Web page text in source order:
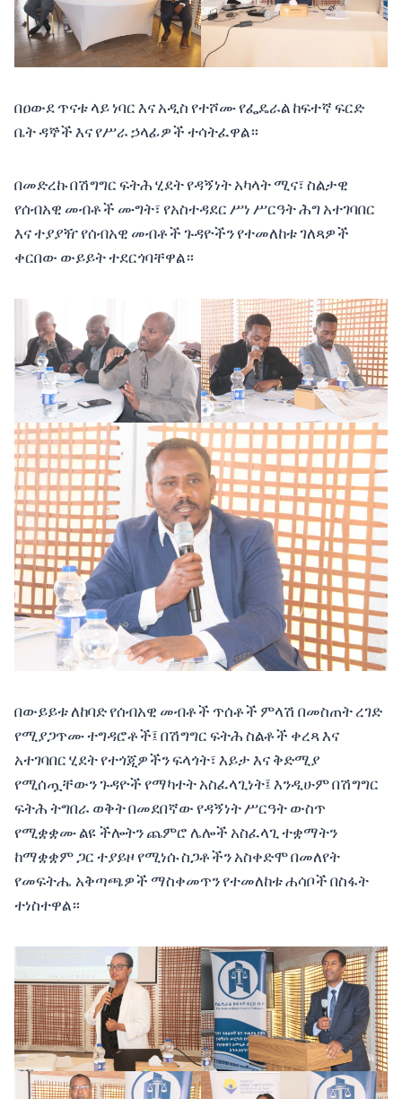
በዐውደ ጥናቱ ላይ ነባር እና አዲስ የተሾሙ የፌዴራል ከፍተኛ ፍርድ
ቤት ዳኞች እና የሥራ ኃላፊዎች ተሳትፈዋል።
በመድረኩ በሽግግር ፍትሕ ሂደት የዳኝነት አካላት ሚና፣ ስልታዊ
የሰብአዊ መብቶች ሙግት፣ የአስተዳደር ሥነ ሥርዓት ሕግ አተገባበር
እና ተያያዥ የሰብአዊ መብቶች ጉዳዮችን የተመለከቱ ገለጻዎች
ቀርበው ውይይት ተደርጎባቸዋል።
በውይይቱ ለከባድ የሰብአዊ መብቶች ጥሰቶች ምላሽ በመስጠት ረገድ
የሚያጋጥሙ ተግዳሮቶች፤ በሽግግር ፍትሕ ስልቶች ቀረጻ እና
አተገባበር ሂደት የተጎጂዎችን ፍላጎት፣ እይታ እና ቅድሚያ
የሚሰጧቸውን ጉዳዮች የማካተት አስፈላጊነት፤ እንዲሁም በሽግግር
ፍትሕ ትግበራ ወቅት በመደበኛው የዳኝነት ሥርዓት ውስጥ
የሚቋቋሙ ልዩ ችሎትን ጨምሮ ሌሎች አስፈላጊ ተቋማትን
ከማቋቋም ጋር ተያይዞ የሚነሱ ስጋቶችን አስቀድሞ በመለየት
የመፍትሔ አቅጣጫዎች ማስቀመጥን የተመለከቱ ሐሳቦች በስፋት
ተነስተዋል።